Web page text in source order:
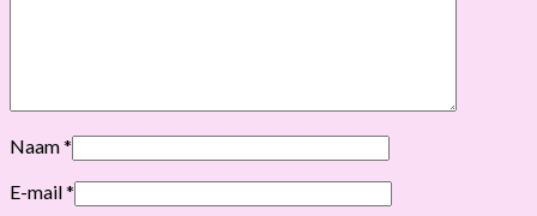
Naam*
E-mail*